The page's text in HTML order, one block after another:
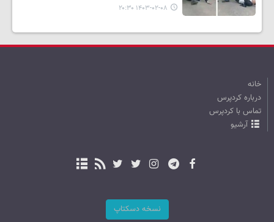
۱۴۰۳-۰۲-۰۸ ۲۰:۳۰
خانه
درباره کردپرس
تماس با کردپرس
آرشیو
نسخه دسکتاپ